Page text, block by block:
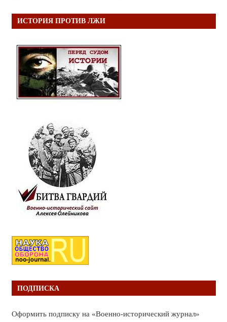
ИСТОРИЯ ПРОТИВ ЛЖИ
ПОДПИСКА
Оформить подписку на «Военно-исторический журнал»